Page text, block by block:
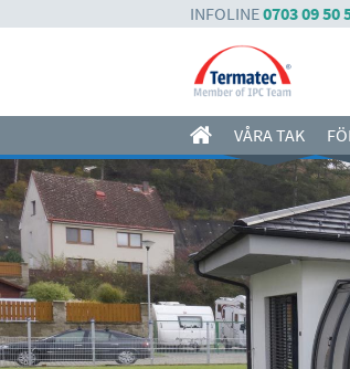
INFOLINE0703 09 50
VÅRA TAK